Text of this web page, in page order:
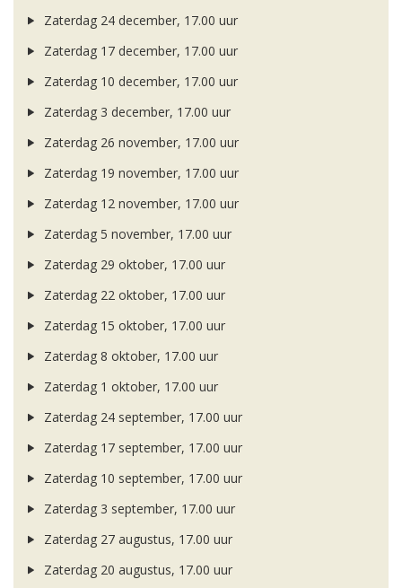
Zaterdag 24 december, 17.00 uur
Zaterdag 17 december, 17.00 uur
Zaterdag 10 december, 17.00 uur
Zaterdag 3 december, 17.00 uur
Zaterdag 26 november, 17.00 uur
Zaterdag 19 november, 17.00 uur
Zaterdag 12 november, 17.00 uur
Zaterdag 5 november, 17.00 uur
Zaterdag 29 oktober, 17.00 uur
Zaterdag 22 oktober, 17.00 uur
Zaterdag 15 oktober, 17.00 uur
Zaterdag 8 oktober, 17.00 uur
Zaterdag 1 oktober, 17.00 uur
Zaterdag 24 september, 17.00 uur
Zaterdag 17 september, 17.00 uur
Zaterdag 10 september, 17.00 uur
Zaterdag 3 september, 17.00 uur
Zaterdag 27 augustus, 17.00 uur
Zaterdag 20 augustus, 17.00 uur